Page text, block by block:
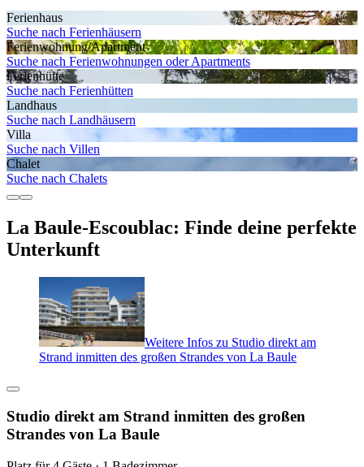
Ferienhaus
Suche nach Ferienhäusern
Ferienwohnung/Apartment
Suche nach Ferienwohnungen oder Apartments
Ferienhütte
Suche nach Ferienhütten
Landhaus
Suche nach Landhäusern
Villa
Suche nach Villen
Chalet
Suche nach Chalets
La Baule-Escoublac: Finde deine perfekte
Unterkunft
Weitere Infos zu Studio direkt am
Strand inmitten des großen Strandes von La Baule
Studio direkt am Strand inmitten des großen
Strandes von La Baule